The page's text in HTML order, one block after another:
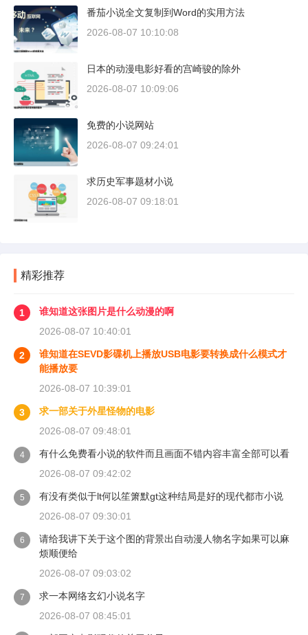
番茄小说全文复制到Word的实用方法
2026-08-07 10:10:08
日本的动漫电影好看的宫崎骏的除外
2026-08-07 10:09:06
免费的小说网站
2026-08-07 09:24:01
求历史军事题材小说
2026-08-07 09:18:01
精彩推荐
1
谁知道这张图片是什么动漫的啊
2026-08-07 10:40:01
2
谁知道在SEVD影碟机上播放USB电影要转换成什么模式才
能播放要
2026-08-07 10:39:01
3
求一部关于外星怪物的电影
2026-08-07 09:48:01
4
有什么免费看小说的软件而且画面不错内容丰富全部可以看
2026-08-07 09:42:02
5
有没有类似于lt何以笙箫默gt这种结局是好的现代都市小说
2026-08-07 09:30:01
6
请给我讲下关于这个图的背景出自动漫人物名字如果可以麻
烦顺便给
2026-08-07 09:03:02
7
求一本网络玄幻小说名字
2026-08-07 08:45:01